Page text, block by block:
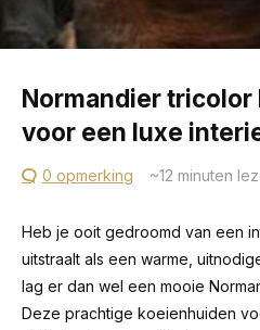
Normandier
voor een luxe
0 opmerking ~12 minuten
Heb je ooit gedroomd van een
uitstraalt als een warme,
lag er dan wel een mooie
Deze prachtige koeienhuiden